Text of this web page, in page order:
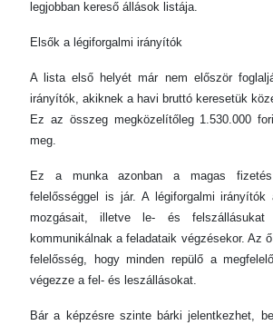
legjobban kereső állások listája.
Elsők a légiforgalmi irányítók
A lista első helyét már nem először
irányítók, akiknek a havi bruttó keresetük
Ez az összeg megközelítőleg 1.530.000
meg.
Ez a munka azonban a magas fizetés
felelősséggel is jár. A légiforgalmi irányítók
mozgásait, illetve le- és felszállásukat
kommunikálnak a feladataik végzésekor. Az
felelősség, hogy minden repülő a
végezze a fel- és leszállásokat.
Bár a képzésre szinte bárki jelentkezhet,